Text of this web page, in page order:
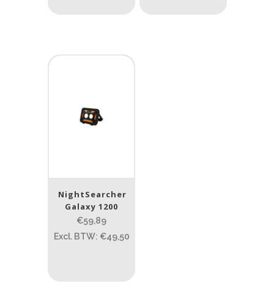
NightSearcher
Galaxy 1200
€59,89
Excl. BTW: €49,50